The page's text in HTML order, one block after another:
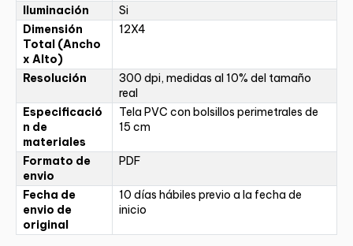
Iluminación
Si
Dimensión
Total (Ancho
x Alto)
12X4
Resolución
300 dpi, medidas al 10% del tamaño
real
Especificació
n de
materiales
Tela PVC con bolsillos perimetrales de
15 cm
Formato de
envio
PDF
Fecha de
envio de
original
10 días hábiles previo a la fecha de
inicio